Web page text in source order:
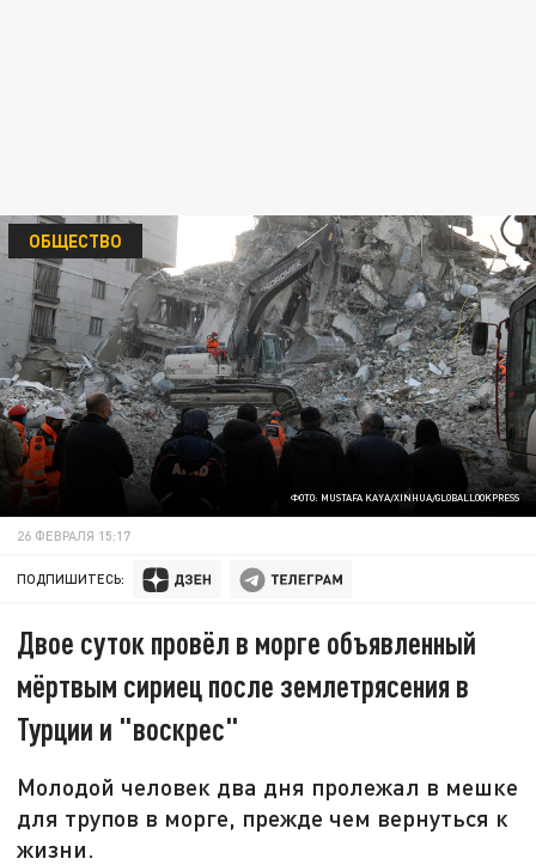
ФОТО: MUSTAFA KAYA/XINHUA/GLOBALLOOKPRESS
ОБЩЕСТВО
26 ФЕВРАЛЯ 15:17
ПОДПИШИТЕСЬ:
Двое суток провёл в морге объявленный
мёртвым сириец после землетрясения в
Турции и "воскрес"
Молодой человек два дня пролежал в мешке
для трупов в морге, прежде чем вернуться к
жизни.